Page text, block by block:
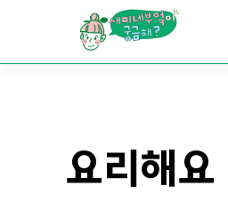
요리가
요리해요